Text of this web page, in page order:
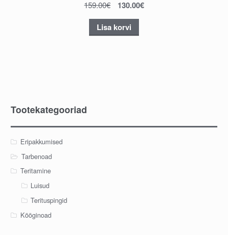
159.00€ 130.00€
Lisa korvi
Tootekategooriad
Eripakkumised
Tarbenoad
Teritamine
Luisud
Terituspingid
Kööginoad